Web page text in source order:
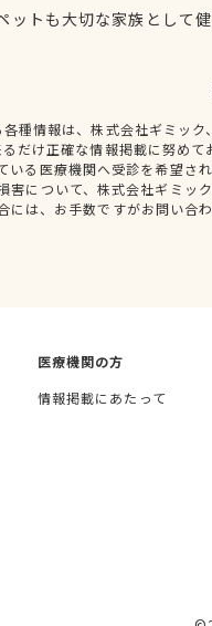
ットも大切な家族として
種情報は、株式会社ギミッ
るだけ正確な情報掲載に努め
いる医療機関へ受診を希望さ
害について、株式会社ギミッ
には、お手数ですがお問い合
医療機関の方
情報掲載にあたって